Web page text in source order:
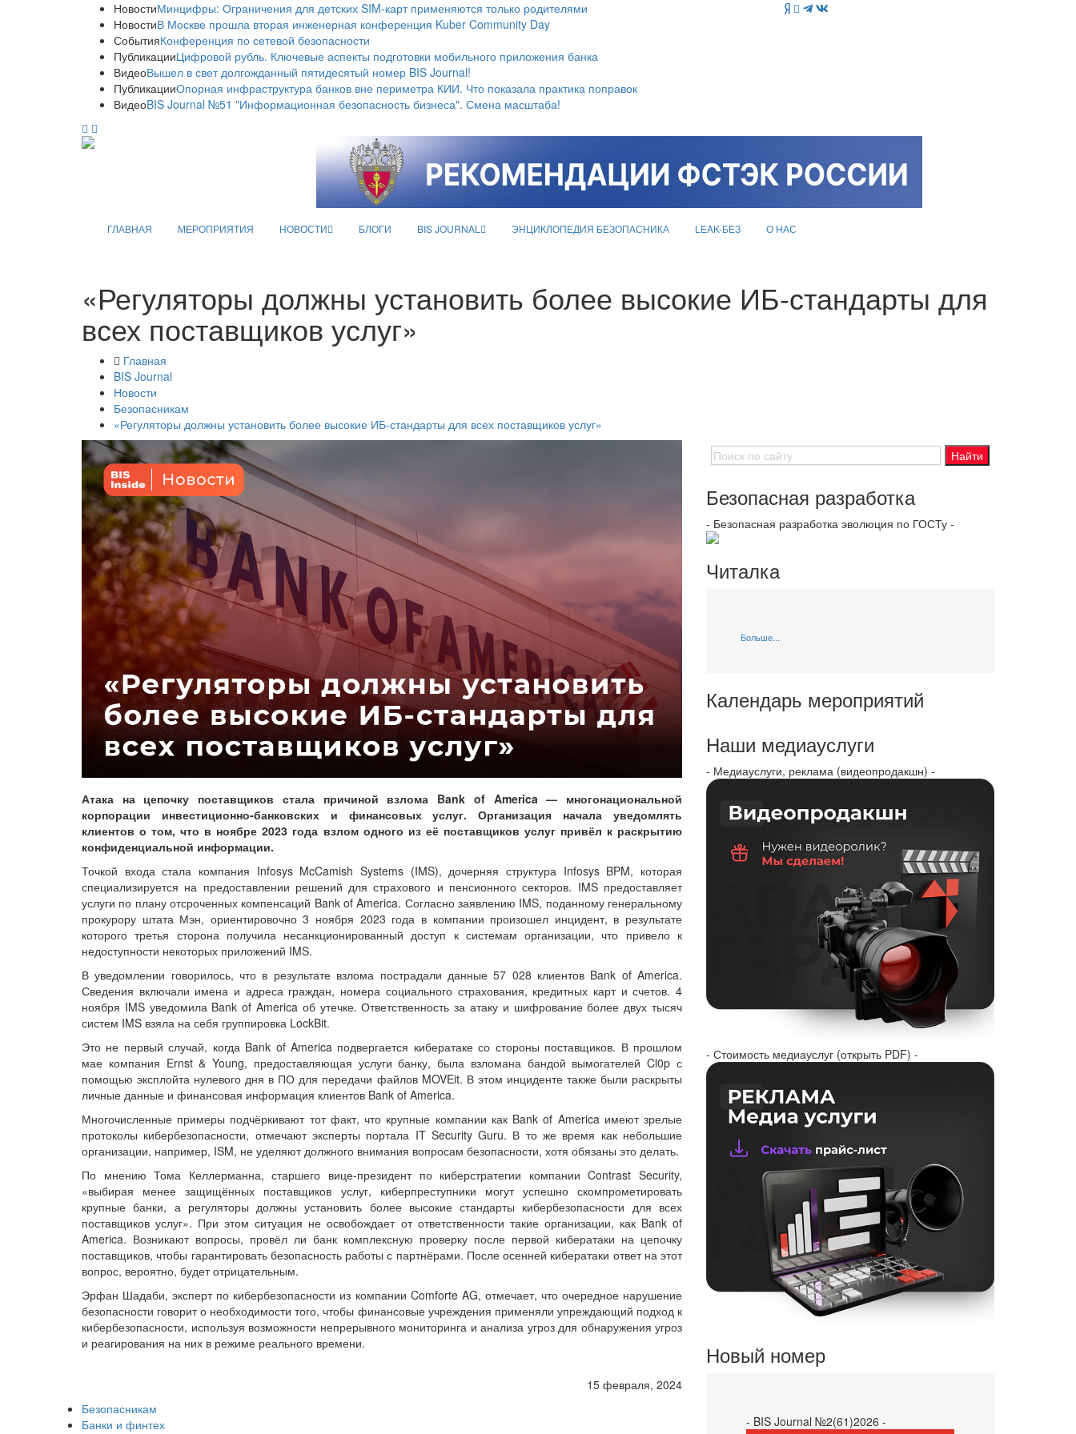
НовостиМинцифры: Ограничения для детских SIM-карт применяются только родителями
НовостиВ Москве прошла вторая инженерная конференция Kuber Community Day
СобытияКонференция по сетевой безопасности
ПубликацииЦифровой рубль. Ключевые аспекты подготовки мобильного приложения банка
ВидеоВышел в свет долгожданный пятидесятый номер BIS Journal!
ПубликацииОпорная инфраструктура банков вне периметра КИИ. Что показала практика поправок
ВидеоBIS Journal №51 "Информационная безопасность бизнеса". Смена масштаба!
ГЛАВНАЯ МЕРОПРИЯТИЯ НОВОСТИ БЛОГИ BIS JOURNAL ЭНЦИКЛОПЕДИЯ БЕЗОПАСНИКА LEAK-БЕЗ О НАС
«Регуляторы должны установить более высокие ИБ-стандарты для
всех поставщиков услуг»
Главная
BIS Journal
Новости
Безопасникам
«Регуляторы должны установить более высокие ИБ-стандарты для всех поставщиков услуг»
Атака на цепочку поставщиков стала причиной взлома Bank of America — многонациональной
корпорации инвестиционно-банковских и финансовых услуг. Организация начала уведомлять
клиентов о том, что в ноябре 2023 года взлом одного из её поставщиков услуг привёл к раскрытию
конфиденциальной информации.
Точкой входа стала компания Infosys McCamish Systems (IMS), дочерняя структура Infosys BPM, которая
специализируется на предоставлении решений для страхового и пенсионного секторов. IMS предоставляет
услуги по плану отсроченных компенсаций Bank of America. Согласно заявлению IMS, поданному генеральному
прокурору штата Мэн, ориентировочно 3 ноября 2023 года в компании произошел инцидент, в результате
которого третья сторона получила несанкционированный доступ к системам организации, что привело к
недоступности некоторых приложений IMS.
В уведомлении говорилось, что в результате взлома пострадали данные 57 028 клиентов Bank of America.
Сведения включали имена и адреса граждан, номера социального страхования, кредитных карт и счетов. 4
ноября IMS уведомила Bank of America об утечке. Ответственность за атаку и шифрование более двух тысяч
систем IMS взяла на себя группировка LockBit.
Это не первый случай, когда Bank of America подвергается кибератаке со стороны поставщиков. В прошлом
мае компания Ernst & Young, предоставляющая услуги банку, была взломана бандой вымогателей Cl0p с
помощью эксплойта нулевого дня в ПО для передачи файлов MOVEit. В этом инциденте также были раскрыты
личные данные и финансовая информация клиентов Bank of America.
Многочисленные примеры подчёркивают тот факт, что крупные компании как Bank of America имеют зрелые
протоколы кибербезопасности, отмечают эксперты портала IT Security Guru. В то же время как небольшие
организации, например, ISM, не уделяют должного внимания вопросам безопасности, хотя обязаны это делать.
По мнению Тома Келлерманна, старшего вице-президент по киберстратегии компании Contrast Security,
«выбирая менее защищённых поставщиков услуг, киберпреступники могут успешно скомпрометировать
крупные банки, а регуляторы должны установить более высокие стандарты кибербезопасности для всех
поставщиков услуг». При этом ситуация не освобождает от ответственности такие организации, как Bank of
America. Возникают вопросы, провёл ли банк комплексную проверку после первой кибератаки на цепочку
поставщиков, чтобы гарантировать безопасность работы с партнёрами. После осенней кибератаки ответ на этот
вопрос, вероятно, будет отрицательным.
Эрфан Шадаби, эксперт по кибербезопасности из компании Comforte AG, отмечает, что очередное нарушение
безопасности говорит о необходимости того, чтобы финансовые учреждения применяли упреждающий подход к
кибербезопасности, используя возможности непрерывного мониторинга и анализа угроз для обнаружения угроз
и реагирования на них в режиме реального времени.
15 февраля, 2024
Безопасникам
Банки и финтех
Безопасная разработка
- Безопасная разработка эволюция по ГОСТу -
Читалка
Больше...
Календарь мероприятий
Наши медиауслуги
- Медиауслуги, реклама (видеопродакшн) -
- Стоимость медиауслуг (открыть PDF) -
Новый номер
- BIS Journal №2(61)2026 -